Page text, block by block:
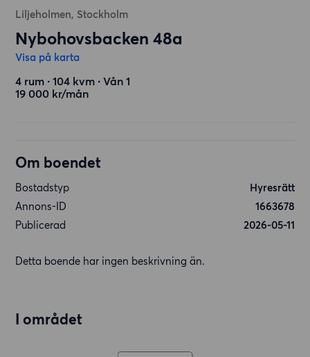
Liljeholmen, Stockholm
Nybohovsbacken 48a
Visa på karta
4 rum ∙ 104 kvm ∙ Vån 1
19 000 kr/mån
Om boendet
Bostadstyp
Hyresrätt
Annons-ID
1663678
Publicerad
2026-05-11
Detta boende har ingen beskrivning än.
I området